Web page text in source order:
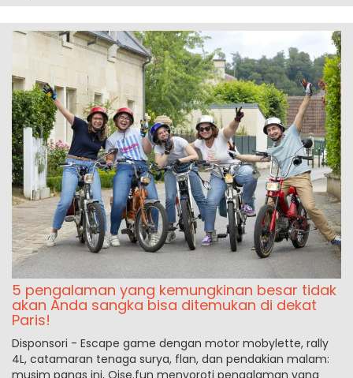
5 pengalaman yang kemungkinan besar tidak
akan Anda sangka bisa ditemukan di dekat
Paris!
Disponsori - Escape game dengan motor mobylette, rally
4L, catamaran tenaga surya, flan, dan pendakian malam:
musim panas ini, Oise.fun menyoroti pengalaman yang